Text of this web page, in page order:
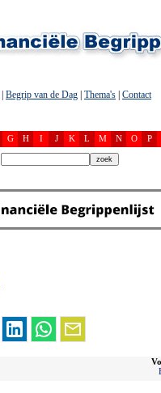
Begrip van de Dag Thema's Contact
G H I J K L M N O P